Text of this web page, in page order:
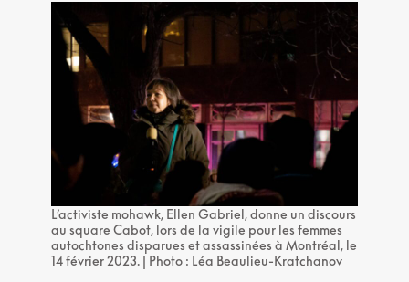
L’activiste mohawk, Ellen Gabriel, donne un discours
au square Cabot, lors de la vigile pour les femmes
autochtones disparues et assassinées à Montréal, le
14 février 2023. | Photo : Léa Beaulieu-Kratchanov